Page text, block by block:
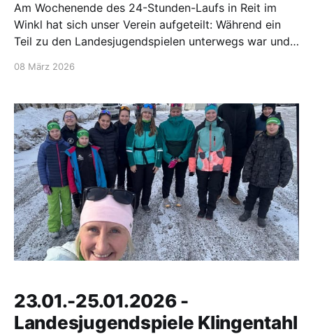
Am Wochenende des 24-Stunden-Laufs in Reit im
Winkl hat sich unser Verein aufgeteilt: Während ein
Teil zu den Landesjugendspielen unterwegs war und
Samstag
08 März 2026
23.01.-25.01.2026 -
Landesjugendspiele Klingentahl